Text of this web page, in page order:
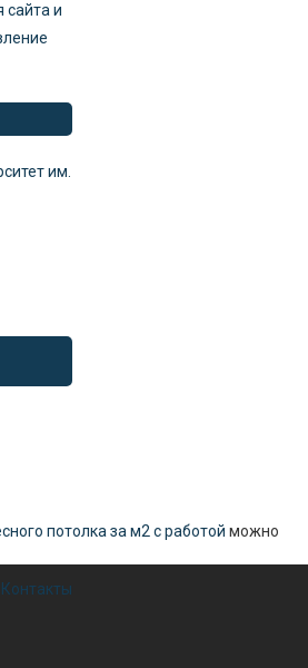
сайта и
им.
потолка за м2 с работой можно
Контакты